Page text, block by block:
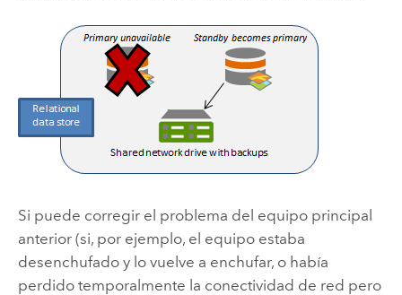
Si puede corregir el problema del equipo principal
anterior (si, por ejemplo, el equipo estaba
desenchufado y lo vuelve a enchufar, o había
perdido temporalmente la conectividad de red pero